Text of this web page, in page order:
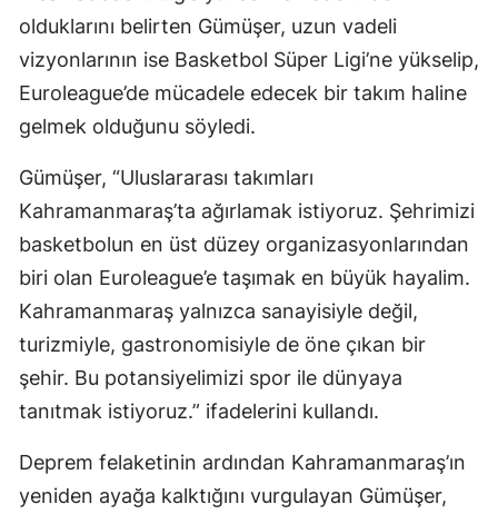
olduklarını belirten Gümüşer, uzun vadeli
vizyonlarının ise Basketbol Süper Ligi’ne yükselip,
Euroleague’de mücadele edecek bir takım haline
gelmek olduğunu söyledi.
Gümüşer, “Uluslararası takımları
Kahramanmaraş’ta ağırlamak istiyoruz. Şehrimizi
basketbolun en üst düzey organizasyonlarından
biri olan Euroleague’e taşımak en büyük hayalim.
Kahramanmaraş yalnızca sanayisiyle değil,
turizmiyle, gastronomisiyle de öne çıkan bir
şehir. Bu potansiyelimizi spor ile dünyaya
tanıtmak istiyoruz.” ifadelerini kullandı.
Deprem felaketinin ardından Kahramanmaraş’ın
yeniden ayağa kalktığını vurgulayan Gümüşer,